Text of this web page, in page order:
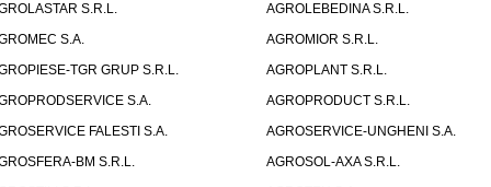
S.R.L.
AGROLEBEDINA S.R.L.
S.A.
AGROMIOR S.R.L.
TGR GRUP S.R.L.
AGROPLANT S.R.L.
S.A.
AGROPRODUCT S.R.L.
FALESTI S.A.
AGROSERVICE-UNGHENI S.A.
BM S.R.L.
AGROSOL-AXA S.R.L.